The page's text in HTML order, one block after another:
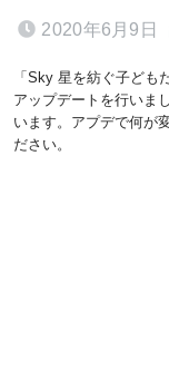
2020年6月9日
「Sky 星を紡ぐ子ども
アップデートを行いま
います。アプデで何が
ださい。